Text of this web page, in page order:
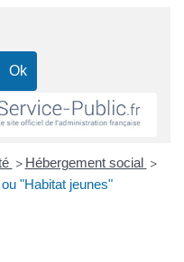
> Hébergement social >
"Habitat jeunes"